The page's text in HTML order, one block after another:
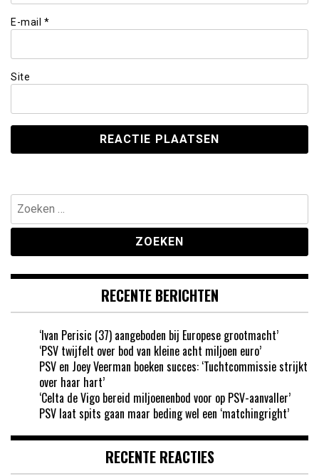
E-mail *
Site
Zoeken
naar:
RECENTE BERICHTEN
‘Ivan Perisic (37) aangeboden bij Europese grootmacht’
‘PSV twijfelt over bod van kleine acht miljoen euro’
PSV en Joey Veerman boeken succes: ‘Tuchtcommissie strijkt
over haar hart’
‘Celta de Vigo bereid miljoenenbod voor op PSV-aanvaller’
PSV laat spits gaan maar beding wel een ‘matchingright’
RECENTE REACTIES